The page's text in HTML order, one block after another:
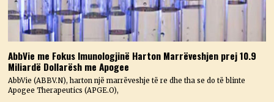
AbbVie me Fokus Imunologjinë Harton Marrëveshjen prej 10.9
Miliardë Dollarësh me Apogee
AbbVie (ABBV.N), harton një marrëveshje të re dhe tha se do të blinte
Apogee Therapeutics (APGE.O),